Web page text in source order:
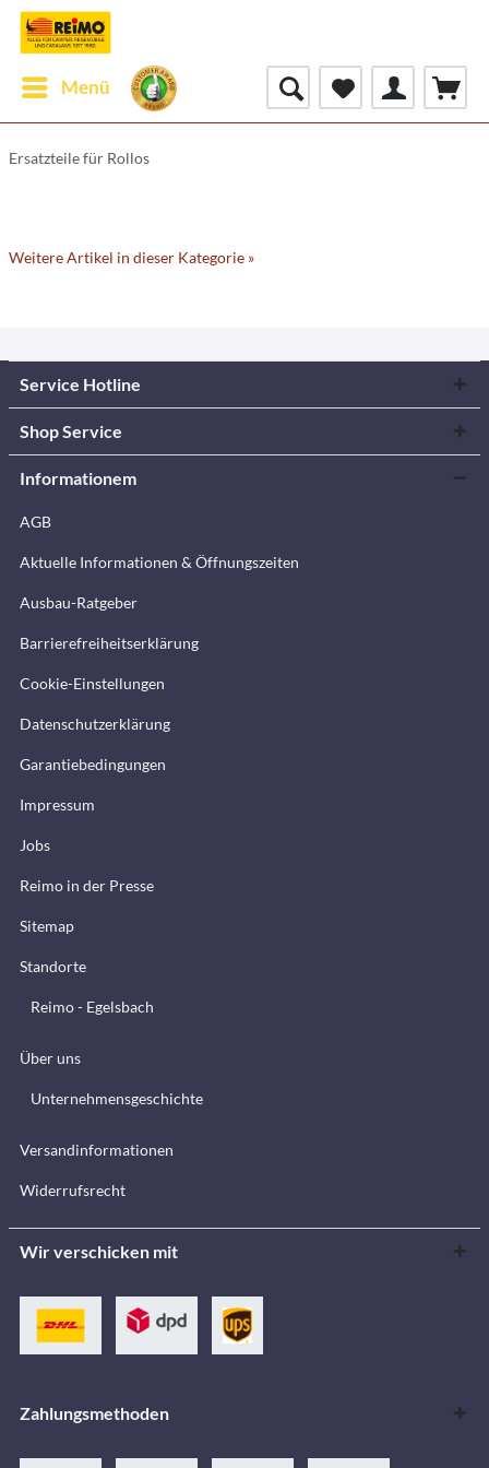
Menü
Ersatzteile für Rollos
Weitere Artikel in dieser Kategorie »
Service Hotline
Shop Service
Informationem
AGB
Aktuelle Informationen & Öffnungszeiten
Ausbau-Ratgeber
Barrierefreiheitserklärung
Cookie-Einstellungen
Datenschutzerklärung
Garantiebedingungen
Impressum
Jobs
Reimo in der Presse
Sitemap
Standorte
Reimo - Egelsbach
Über uns
Unternehmensgeschichte
Versandinformationen
Widerrufsrecht
Wir verschicken mit
Zahlungsmethoden